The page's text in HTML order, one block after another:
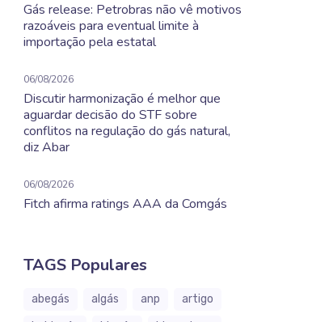
Gás release: Petrobras não vê motivos
razoáveis para eventual limite à
importação pela estatal
06/08/2026
Discutir harmonização é melhor que
aguardar decisão do STF sobre
conflitos na regulação do gás natural,
diz Abar
06/08/2026
Fitch afirma ratings AAA da Comgás
TAGS Populares
abegás algás anp
artigo